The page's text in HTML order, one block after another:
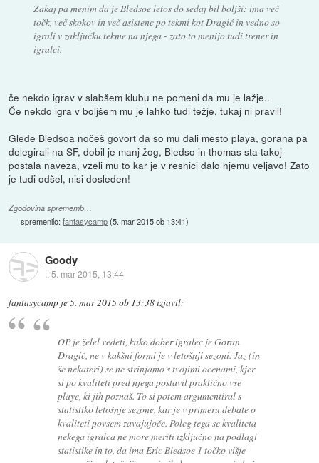
Zakaj pa menim da je Bledsoe letos do sedaj bil boljši: ima več
točk, več skokov in več asistenc po tekmi kot Dragić in vedno so
igrali v zaključku tekme na njega - zato to menijo tudi trener in
igralci.
če nekdo igrav v slabšem klubu ne pomeni da mu je lažje..
Če nekdo igra v boljšem mu je lahko tudi težje, tukaj ni pravil!
Glede Bledsoa nočeš govort da so mu dali mesto playa, gorana pa
delegirali na SF, dobil je manj žog, Bledso in thomas sta takoj
postala naveza, vzeli mu to kar je v resnici dalo njemu veljavo! Zato
je tudi odšel, nisi dosleden!
Zgodovina sprememb…
spremenilo:fantasycamp(5. mar 2015 ob 13:41)
Goody
::5. mar 2015, 13:44
fantasycamp je5. mar 2015 ob 13:38izjavil:
OP je želel vedeti, kako dober igralec je Goran
Dragić, ne v kakšni formi je v letošnji sezoni. Jaz (in
še nekateri) se ne strinjamo s tvojimi ocenami, kjer
si po kvaliteti pred njega postavil praktično vse
playe, ki jih poznaš. To si potem argumentiral s
statistiko letošnje sezone, kar je v primeru debate o
kvaliteti povsem zavajujoče. Poleg tega se kvaliteta
nekega igralca ne more meriti izključno na podlagi
statistike in to, da ima Eric Bledsoe 1 točko višje